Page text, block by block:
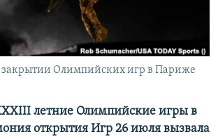
КРЫМА
RL
Олимпийских игр в Париже
летние Олимпийские игры в
открытия Игр 26 июля вызвала